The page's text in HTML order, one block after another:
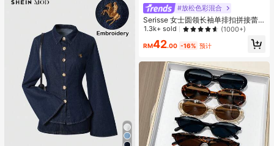
#放松色彩混合
Serisse 女士圆领长袖单排扣拼接蕾
丝时尚T恤
1.3k+ sold (1000+)
RM42.00 -16% 预计